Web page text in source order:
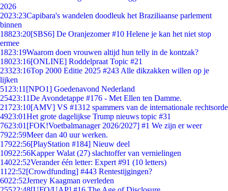
2026
2023:23Capibara's wandelen doodleuk het Braziliaanse parlement
binnen
18823:20[SBS6] De Oranjezomer #10 Helene je kan het niet stop
ermee
1823:19Waarom doen vrouwen altijd hun telly in de kontzak?
18023:16[ONLINE] Roddelpraat Topic #21
23323:16Top 2000 Editie 2025 #243 Alle dikzakken willen op je
lijken
51 23:11 [NPO1] Goedenavond Nederland
25423:11De Avondetappe #176 - Met Ellen ten Damme.
21723:10[AMV] VS #1312 spammers van de internationale rechtsorde
4923:01Het grote dagelijkse Trump nieuws topic #31
7623:01 [FOK!Voetbalmanager 2026/2027] #1 We zijn er weer
7922:59Meer dan 40 uur werken.
17922:56[PlayStation #184] Nieuw deel
10922:56Kapper Walat (27) slachtoffer van vernielingen
14022:52Verander één letter: Expert #91 (10 letters)
11 22:52[Crowdfunding] #443 Rentestijgingen?
6022:52Jerney Kaagman overleden